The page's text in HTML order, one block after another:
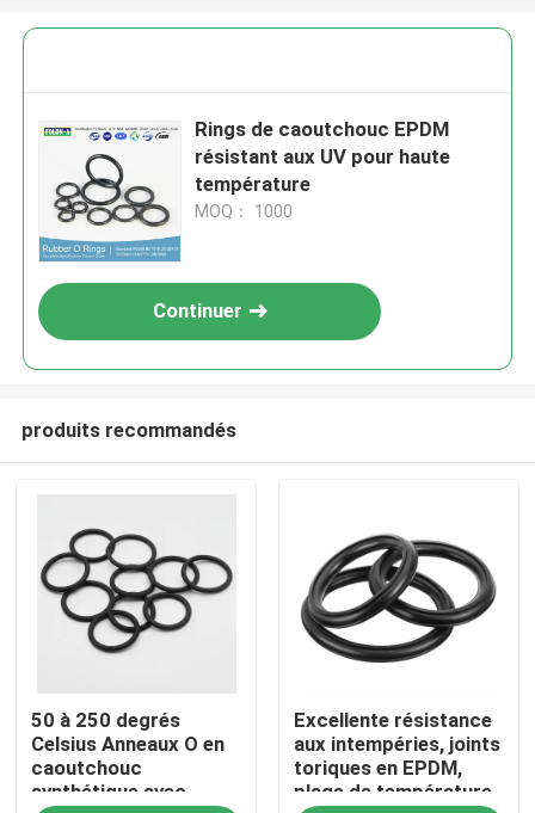
Aperçu
Produits
Vidéos
Rings de caoutchouc EPDM
résistant aux UV pour haute
température
MOQ： 1000
Continuer
produits recommandés
50 à 250 degrés
Celsius Anneaux O en
caoutchouc
synthétique avec
Excellente résistance
aux intempéries, joints
toriques en EPDM,
plage de température